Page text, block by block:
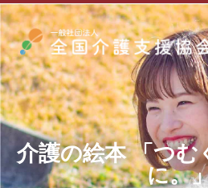
介護の絵本 「つむ
に。